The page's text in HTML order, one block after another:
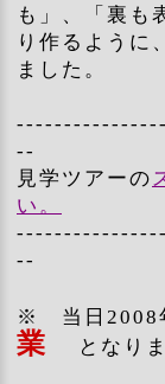
も」、「裏
り作るように
ました。
--
見学ツアーの
い。
--
※ 当日2008
業 となり